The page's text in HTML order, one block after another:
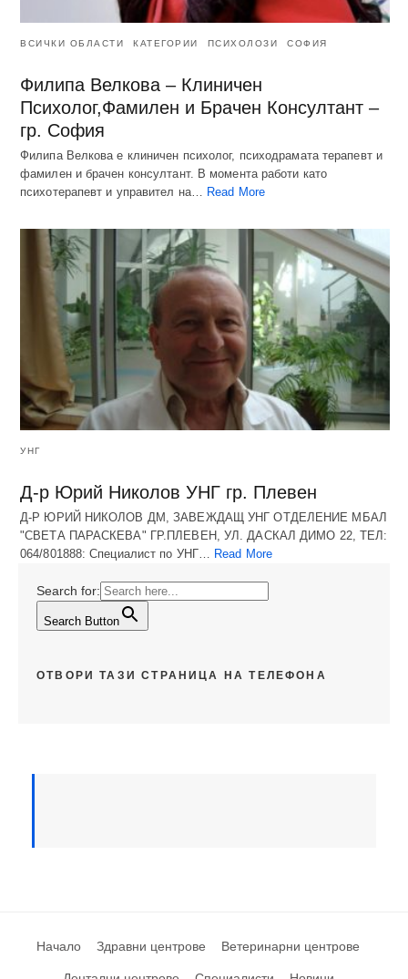
ВСИЧКИ ОБЛАСТИ КАТЕГОРИИ ПСИХОЛОЗИ СОФИЯ
Филипа Велкова – Клиничен
Психолог,Фамилен и Брачен Консултант –
гр. София
Филипа Велкова е клиничен психолог, психодрамата терапевт и
фамилен и брачен консултант. В момента работи като
психотерапевт и управител на…
Read More
УНГ
Д-р Юрий Николов УНГ гр. Плевен
Д-Р ЮРИЙ НИКОЛОВ ДМ, ЗАВЕЖДАЩ УНГ ОТДЕЛЕНИЕ МБАЛ
"СВЕТА ПАРАСКЕВА" ГР.ПЛЕВЕН, УЛ. ДАСКАЛ ДИМО 22, ТЕЛ:
064/801888: Специалист по УНГ… Read More
Search for:
Search Button
ОТВОРИ ТАЗИ СТРАНИЦА НА ТЕЛЕФОНА
Начало Здравни центрове Ветеринарни центрове